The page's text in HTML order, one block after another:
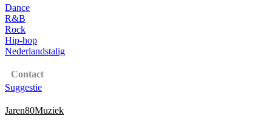
Dance
R&B
Rock
Hip-hop
Nederlandstalig
Contact
Suggestie
Jaren80Muziek